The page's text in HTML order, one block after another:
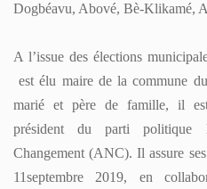
Dogbéavu, Abové, Bè-Klikamé,
A l’issue des élections
est élu maire de la commune
marié et père de famille, il
président du parti politique
Changement (ANC). Il assure
11septembre 2019, en